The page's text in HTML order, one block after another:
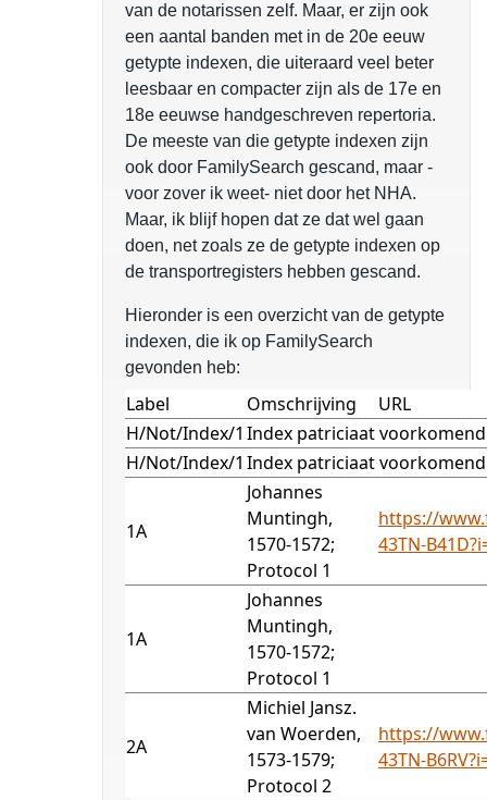
van de notarissen zelf. Maar, er zijn ook
een aantal banden met in de 20e eeuw
getypte indexen, die uiteraard veel beter
leesbaar en compacter zijn als de 17e en
18e eeuwse handgeschreven repertoria.
De meeste van die getypte indexen zijn
ook door FamilySearch gescand, maar -
voor zover ik weet- niet door het NHA.
Maar, ik blijf hopen dat ze dat wel gaan
doen, net zoals ze de getypte indexen op
de transportregisters hebben gescand.
Hieronder is een overzicht van de getypte
indexen, die ik op FamilySearch
gevonden heb:
Label Omschrijving
URL
H/Not/Index/1 Index patriciaat
H/Not/Index/1 Index patriciaat
1A
Johannes
Muntingh,
1570-1572;
Protocol 1
https://
43TN-
1A
Johannes
Muntingh,
1570-1572;
Protocol 1
2A
Michiel Jansz.
van Woerden,
1573-1579;
Protocol 2
https://
43TN-